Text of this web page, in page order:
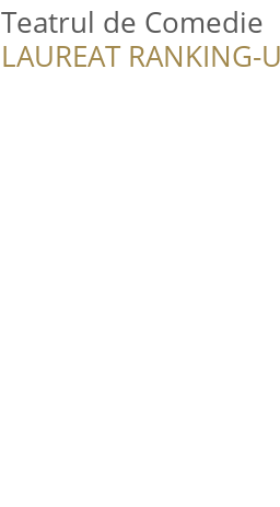
Teatrul de Comedie
LAUREAT RANKING-